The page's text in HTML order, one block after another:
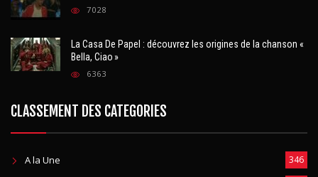
7028
La Casa De Papel : découvrez les origines de la chanson «
Bella, Ciao »
6363
CLASSEMENT DES CATEGORIES
A la Une 346